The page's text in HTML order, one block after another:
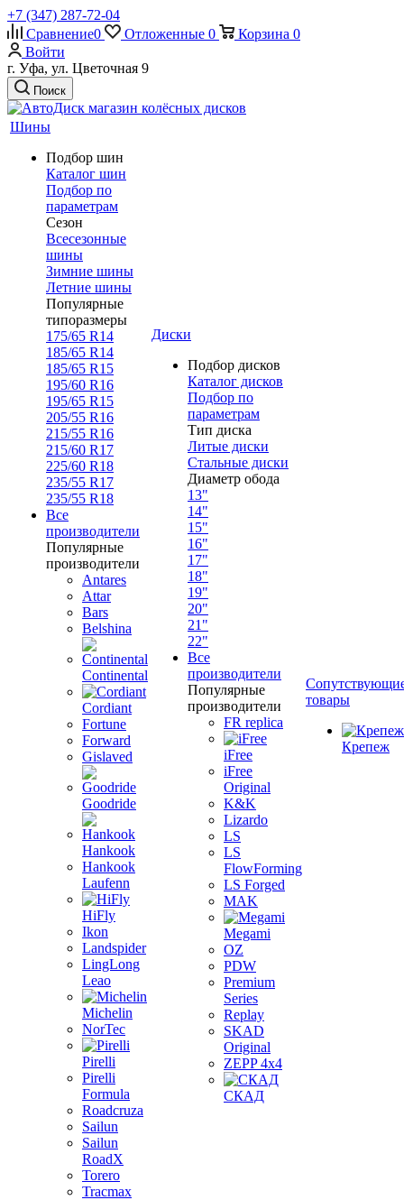
+7 (347) 287-72-04
Сравнение0 Отложенные 0 Корзина 0
Войти
г. Уфа, ул. Цветочная 9
Поиск
Шины
Подбор шин
Каталог шин
Подбор по
параметрам
Сезон
Всесезонные
шины
Зимние шины
Летние шины
Популярные
типоразмеры
175/65 R14
185/65 R14
185/65 R15
195/60 R16
195/65 R15
205/55 R16
215/55 R16
215/60 R17
225/60 R18
235/55 R17
235/55 R18
Все
производители
Популярные
производители
Antares
Attar
Bars
Belshina
Continental
Cordiant
Fortune
Forward
Gislaved
Goodride
Hankook
Hankook
Laufenn
HiFly
Ikon
Landspider
LingLong
Leao
Michelin
NorTec
Pirelli
Pirelli
Formula
Roadcruza
Sailun
Sailun
RoadX
Torero
Tracmax
Диски
Подбор дисков
Каталог дисков
Подбор по
параметрам
Тип диска
Литые диски
Стальные диски
Диаметр обода
13"
14"
15"
16"
17"
18"
19"
20"
21"
22"
Все
производители
Популярные
производители
FR replica
iFree
iFree
Original
K&K
Lizardo
LS
LS
FlowForming
LS Forged
MAK
Megami
OZ
PDW
Premium
Series
Replay
SKAD
Original
ZEPP 4x4
СКАД
товары
Крепеж